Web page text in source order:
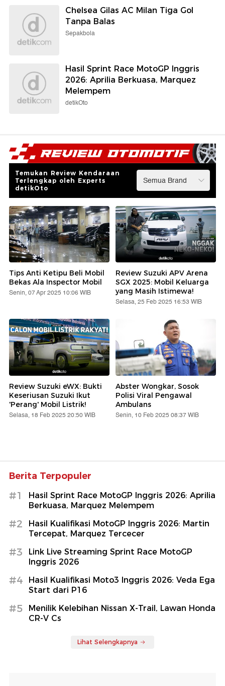
Chelsea Gilas AC Milan Tiga Gol
Tanpa Balas
Sepakbola
Hasil Sprint Race MotoGP Inggris
2026: Aprilia Berkuasa, Marquez
Melempem
detikOto
Temukan Review Kendaraan
Terlengkap oleh Experts
detikOto
Tips Anti Ketipu Beli Mobil
Bekas Ala Inspector Mobil
Senin, 07 Apr 2025 10:06 WIB
Review Suzuki APV Arena
SGX 2025: Mobil Keluarga
yang Masih Istimewa!
Selasa, 25 Feb 2025 16:53 WIB
Review Suzuki eWX: Bukti
Keseriusan Suzuki Ikut
'Perang' Mobil Listrik!
Selasa, 18 Feb 2025 20:50 WIB
Abster Wongkar, Sosok
Polisi Viral Pengawal
Ambulans
Senin, 10 Feb 2025 08:37 WIB
Berita Terpopuler
#1
Hasil Sprint Race MotoGP Inggris 2026: Aprilia
Berkuasa, Marquez Melempem
#2
Hasil Kualifikasi MotoGP Inggris 2026: Martin
Tercepat, Marquez Tercecer
#3
Link Live Streaming Sprint Race MotoGP
Inggris 2026
#4
Hasil Kualifikasi Moto3 Inggris 2026: Veda Ega
Start dari P16
#5
Menilik Kelebihan Nissan X-Trail, Lawan Honda
CR-V Cs
Lihat Selengkapnya